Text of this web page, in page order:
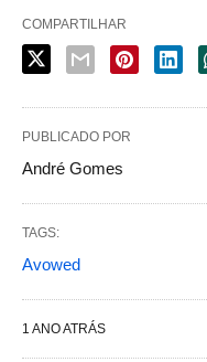
COMPARTILHAR
PUBLICADO POR
André Gomes
TAGS:
Avowed
1 ANO ATRÁS